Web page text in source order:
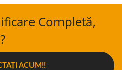
Completă,
ACUM!!